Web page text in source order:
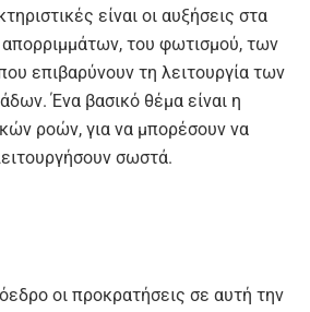
είναι οι αυξήσεις στα
του φωτισμού, των
επιβαρύνουν τη λειτουργία των
Ένα βασικό θέμα είναι η
ροών, για να μπορέσουν να
σωστά.
οι προκρατήσεις σε αυτή την